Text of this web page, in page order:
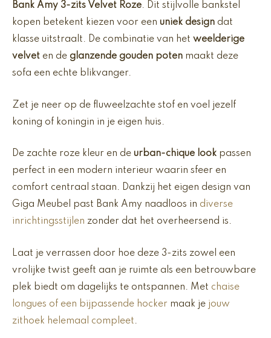
Bank Amy 3-zits Velvet Roze. Dit stijlvolle bankstel
kopen betekent kiezen voor een uniek design dat
klasse uitstraalt. De combinatie van het weelderige
velvet en de glanzende gouden poten maakt deze
sofa een echte blikvanger.
Zet je neer op de fluweelzachte stof en voel jezelf
koning of koningin in je eigen huis.
De zachte roze kleur en de urban-chique look passen
perfect in een modern interieur waarin sfeer en
comfort centraal staan. Dankzij het eigen design van
Giga Meubel past Bank Amy naadloos in diverse
inrichtingsstijlen zonder dat het overheersend is.
Laat je verrassen door hoe deze 3-zits zowel een
vrolijke twist geeft aan je ruimte als een betrouwbare
plek biedt om dagelijks te ontspannen. Met chaise
longues of een bijpassende hocker maak je jouw
zithoek helemaal compleet.